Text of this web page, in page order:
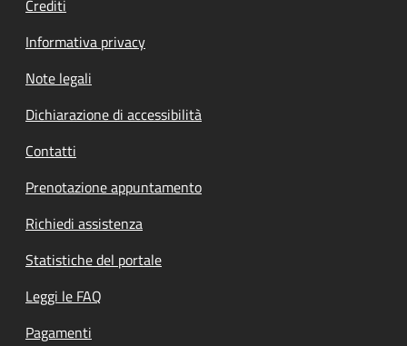
Crediti
Informativa privacy
Note legali
Dichiarazione di accessibilità
Contatti
Prenotazione appuntamento
Richiedi assistenza
Statistiche del portale
Leggi le FAQ
Pagamenti